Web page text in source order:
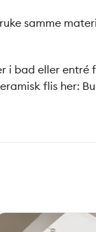
samme
i bad eller entré
flis her: